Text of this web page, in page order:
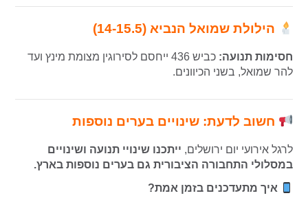
הילולת שמואל הנביא (14-15.5)
חסימות תנועה:
כביש 436 ייחסם לסירוגין מצומת מינץ ועד
להר שמואל, בשני הכיוונים.
חשוב לדעת: שינויים בערים נוספות
לרגל אירועי יום ירושלים, ייתכנו שינויי תנועה ושינויים
במסלולי התחבורה הציבורית גם בערים נוספות בארץ.
איך מתעדכנים בזמן אמת?